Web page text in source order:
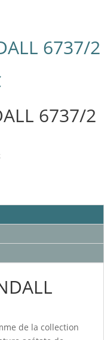
6737/2
6737/2
de la collection